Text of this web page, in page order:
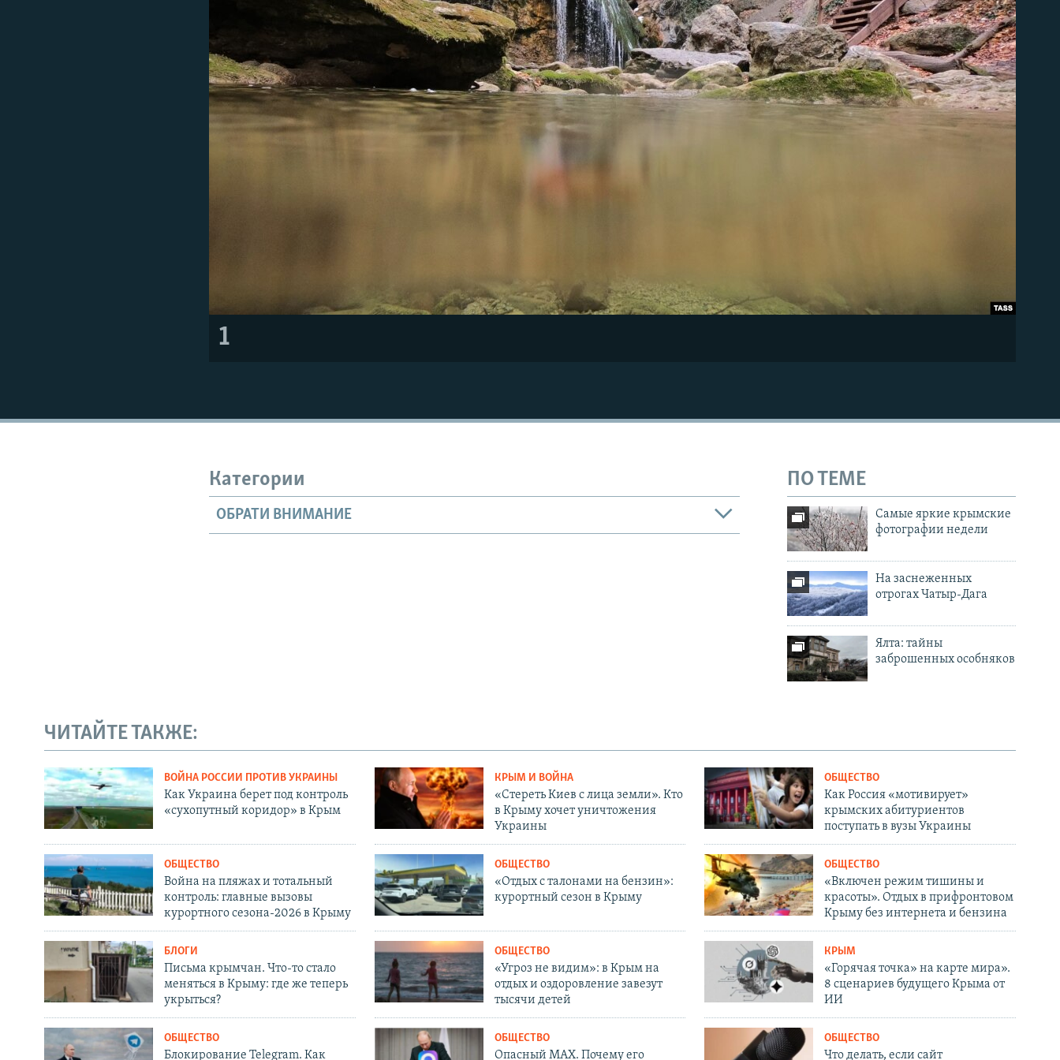
1
ПО ТЕМЕ
Самые яркие крымские
фотографии недели
На заснеженных
отрогах Чатыр-Дага
Ялта: тайны
заброшенных особняков
Категории
ОБРАТИ ВНИМАНИЕ
ЧИТАЙТЕ ТАКЖЕ:
ВОЙНА РОССИИ ПРОТИВ УКРАИНЫ
Как Украина берет под контроль
«сухопутный коридор» в Крым
КРЫМ И ВОЙНА
«Стереть Киев с лица земли». Кто
в Крыму хочет уничтожения
Украины
ОБЩЕСТВО
Как Россия «мотивирует»
крымских абитуриентов
поступать в вузы Украины
ОБЩЕСТВО
Война на пляжах и тотальный
контроль: главные вызовы
курортного сезона-2026 в Крыму
ОБЩЕСТВО
«Отдых с талонами на бензин»:
курортный сезон в Крыму
ОБЩЕСТВО
«Включен режим тишины и
красоты». Отдых в прифронтовом
Крыму без интернета и бензина
БЛОГИ
Письма крымчан. Что-то стало
меняться в Крыму: где же теперь
укрыться?
ОБЩЕСТВО
«Угроз не видим»: в Крым на
отдых и оздоровление завезут
тысячи детей
КРЫМ
«Горячая точка» на карте мира».
8 сценариев будущего Крыма от
ИИ
ОБЩЕСТВО
Блокирование Telegram. Как
ОБЩЕСТВО
Опасный MAX. Почему его
ОБЩЕСТВО
Что делать, если сайт